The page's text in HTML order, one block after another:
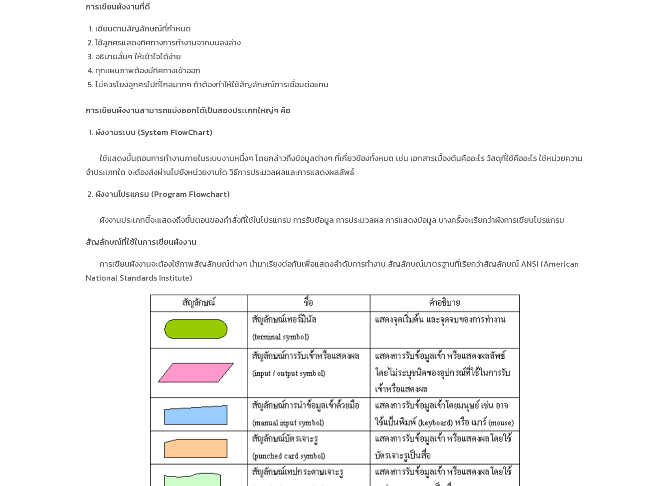
การเขียนผังงานที่ดี
เขียนตามสัญลักษณ์ที่กำหนด
ใช้ลูกศรแสดงทิศทางการทำงานจากบนลงล่าง
อธิบายสั้นๆ ให้เข้าใจได้ง่าย
ทุกแผนภาพต้องมีทิศทางเข้าออก
ไม่ควรโยงลูกศรไปที่ไกลมากๆ ถ้าต้องทำให้ใช้สัญลักษณ์การเชื่อมต่อแทน
การเขียนผังงานสามารถแบ่งออกได้เป็นสองประเภทใหญ่ๆ คือ
ผังงานระบบ (System FlowChart)
ใช้แสดงขั้นตอนการทำงานภายในระบบงานหนึ่งๆ โดยกล่าวถึงข้อมูลต่างๆ ที่เกี่ยวข้องทั้งหมด เช่น เอกสารเบื้องต้นคืออะไร วัสดุที่ใช้คืออะไร ใช้หน่วยความ
จำประเภทใด จะต้องส่งผ่านไปยังหน่วยงานใด วิธีการประมวลผลและการแสดงผลลัพธ์
ผังงานโปรแกรม (Program Flowchart)
ผังงานประเภทนี้จะแสดงถึงขั้นตอนของคำสั่งที่ใช้ในโปรแกรม การรับข้อมูล การประมวลผล การแสดงข้อมูล บางครั้งจะเรียกว่าผังการเขียนโปรแกรม
สัญลักษณ์ที่ใช้ในการเขียนผังงาน
การเขียนผังงานจะต้องใช้ภาพสัญลักษณ์ต่างๆ นำมาเรียงต่อกันเพื่อแสดงลำดับการทำงาน สัญลักษณ์มาตรฐานที่เรียกว่าสัญลักษณ์ ANSI (American
National Standards Institute)